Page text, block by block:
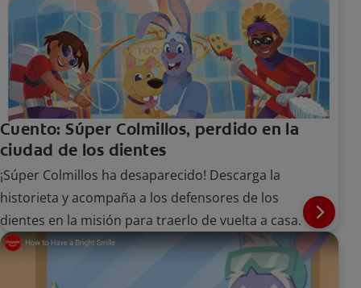
Cuento: Súper Colmillos, perdido en la
ciudad de los dientes
¡Súper Colmillos ha desaparecido! Descarga la
historieta y acompaña a los defensores de los
dientes en la misión para traerlo de vuelta a casa.